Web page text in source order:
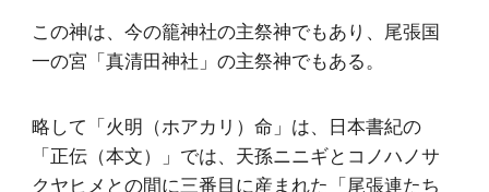
この神は、今の籠神社の主祭神でもあり、尾張国
一の宮「真清田神社 」の主祭神でもある。
略して「火明（ホアカリ）命」は、日本書紀の
「正伝（本文）」では、天孫ニニギとコノハノサ
クヤヒメとの間に三番目に産まれた「尾張連たち